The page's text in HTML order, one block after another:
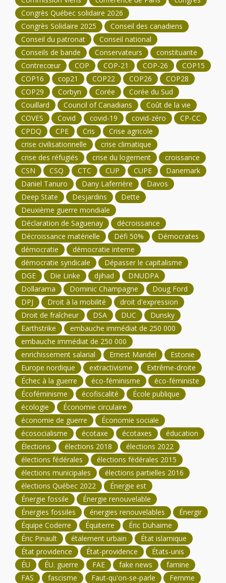
Congrès Québec solidaire 2026
Congrès Solidaire 2025
Conseil des canadiens
Conseil du patronat
Conseil national
Conseils de bande
Conservateurs
constituante
Contrecœur
COP COP-21 COP-26
COP15
COP16
cop21 COP22 COP26
COP28
COP29
Corbyn Corée
Corée du Sud
Couillard
Council of Canadians
Coût de la vie
COVES
Covid covid-19 covid-zéro
CP-CC
CPDQ
CPE Cris
Crise agricole
crise civilisationnelle
crise climatique
crise des réfugiés
crise du logement
croissance
CSN
CSQ CTC CUP CUPE
Danemark
Daniel Tanuro
Dany Laferrière
Davos
Deep State
Desjardins
Dette
Deuxième guerre mondiale
Déclaration de Saguenay
décroissance
Décroissance matérielle
Défi 50%
Démocrates
démocratie
démocratie interne
démocratie syndicale
Dépasser le capitalisme
DGE
Die Linke djihad
DNUDPA
Dollarama
Dominic Champagne
Doug Ford
DPJ
Droit à la mobilité
droit d'expression
Droit de fraîcheur
DSA DUC
Dunsky
Earthstrike
embauche immédiat de 250 000
embauche immédiat de 250 000
enrichissement salarial
Ernest Mandel
Estonie
Europe nordique
extractivisme
Extrême-droite
Échec à la guerre
éco-féminisme
éco-féministe
Écoféminisme
écofiscalité
École publique
écologie
Économie circulaire
économie de guerre
Économie sociale
écosocialisme
écotaxe écotaxes
éducation
Élections
élections 2018
élections 2022
élections fédérales
élections fédérales 2015
élections municipales
élections partielles 2016
élections Québec 2022
Énergie est
Énergie fossile
Énergie renouvelable
Énergies fossiles
énergies renouvelables
Énergir
Équipe Coderre
Équiterre
Éric Duhaime
Éric Pinault
étalement urbain
État islamique
État providence
État-providence
États-unis
ÉU
ÉU. guerre FAE fake news
famine
FAS
fascisme Faut-qu'on-se-parle
Femme